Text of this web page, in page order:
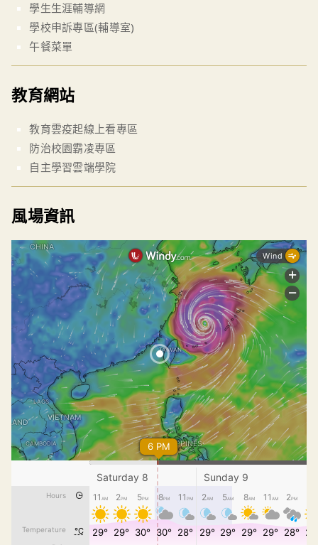
學生生涯輔導網
學校申訴專區(輔導室)
午餐菜單
教育網站
教育雲疫起線上看專區
防治校園霸凌專區
自主學習雲端學院
風場資訊